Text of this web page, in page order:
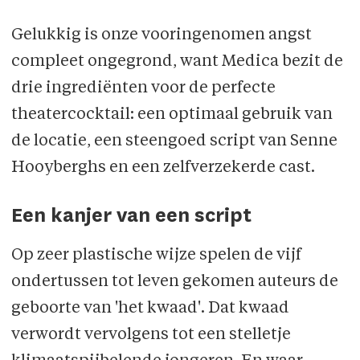
Ruth Coppieters
Sarah Bens
Vincent Vanden Broeck
Senne Hooyberghs
Francesca Birlogeanu, aangevuld door
tekstjes van de spelers en door enkele
ongecensureerde HLN-comments
Gelukkig is onze vooringenomen angst
compleet ongegrond, want Medica bezit de
drie ingrediënten voor de perfecte
theatercocktail: een optimaal gebruik van
de locatie, een steengoed script van Senne
Hooyberghs en een zelfverzekerde cast.
Een kanjer van een script
Op zeer plastische wijze spelen de vijf
ondertussen tot leven gekomen auteurs de
geboorte van 'het kwaad'. Dat kwaad
verwordt vervolgens tot een stelletje